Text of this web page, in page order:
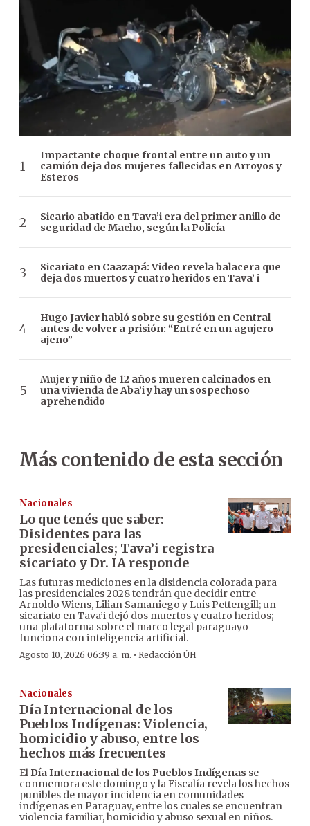
Impactante choque frontal entre un auto y un
camión deja dos mujeres fallecidas en Arroyos y
Esteros
Sicario abatido en Tava’i era del primer anillo de
seguridad de Macho, según la Policía
Sicariato en Caazapá: Video revela balacera que
deja dos muertos y cuatro heridos en Tava’ i
Hugo Javier habló sobre su gestión en Central
antes de volver a prisión: “Entré en un agujero
ajeno”
Mujer y niño de 12 años mueren calcinados en
una vivienda de Aba’i y hay un sospechoso
aprehendido
Más contenido de esta sección
Nacionales
Lo que tenés que saber:
Disidentes para las
presidenciales; Tava’i registra
sicariato y Dr. IA responde
Las futuras mediciones en la disidencia colorada para
las presidenciales 2028 tendrán que decidir entre
Arnoldo Wiens, Lilian Samaniego y Luis Pettengill; un
sicariato en Tava’i dejó dos muertos y cuatro heridos;
una plataforma sobre el marco legal paraguayo
funciona con inteligencia artificial.
Agosto 10, 2026 06:39 a. m. · Redacción ÚH
Nacionales
Día Internacional de los
Pueblos Indígenas: Violencia,
homicidio y abuso, entre los
hechos más frecuentes
El Día Internacional de los Pueblos Indígenas se
conmemora este domingo y la Fiscalía revela los hechos
punibles de mayor incidencia en comunidades
indígenas en Paraguay, entre los cuales se encuentran
violencia familiar, homicidio y abuso sexual en niños.